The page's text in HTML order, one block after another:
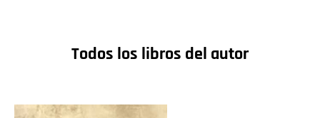
Todos los libros del autor